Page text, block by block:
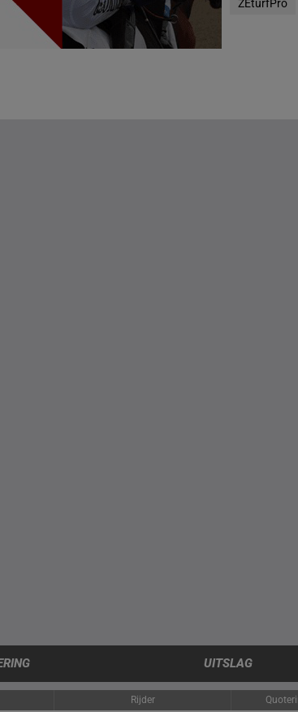
ZEturfPro
UITSLAG
Rijder